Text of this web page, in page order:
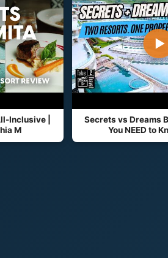
Inclusive |
M
▶
Secrets vs Dreams
You NEED to